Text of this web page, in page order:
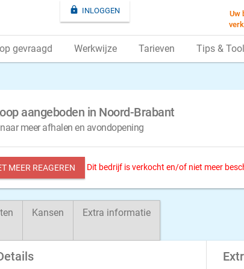
aangeboden in Noord-Brabant
meer afhalen en avondopening
MEER REAGEREN Dit bedrijf is verkocht en/of niet meer
Kansen Extra informatie
 INLOGGEN
Uw
gevraagd Werkwijze Tarieven Tips &